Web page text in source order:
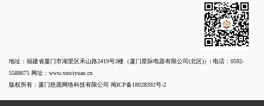
地址：福建省厦门市湖里区禾山路2419号3楼（厦门星际电器有限公司(北区)）| 电话： 0592-
5588675 网址： www.xmciyuan.cn
版权所有：厦门慈愿网络科技有限公司 闽ICP备18028392号-2